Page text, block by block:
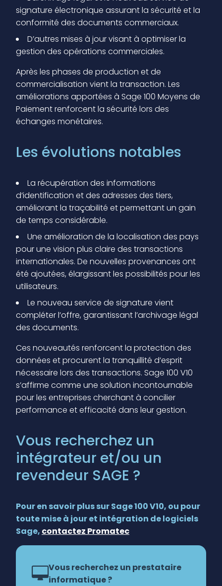
signature électronique assurant la sécurité et la
conformité des documents commerciaux.
D’autres mises à jour visant à optimiser la
gestion des opérations commerciales.
Après les phases de production et de
commercialisation vient la transaction. Les
améliorations apportées à Sage 100 Moyens de
Paiement renforcent la sécurité lors des
échanges monétaires.
Les évolutions notables
La récupération des informations
d’identification et des adresses des tiers,
améliorant la traçabilité et permettant un gain
de temps considérable.
Une amélioration de la localisation des pays
pour une vision plus claire des transactions
internationales. De nouvelles provenances ont
été ajoutées, élargissant les possibilités pour les
utilisateurs.
Le nouveau service de signature vient
compléter l’offre, garantissant l’archivage légal
des documents.
Ces nouveautés renforcent la protection des
données et procurent la tranquillité d’esprit
nécessaire lors des transactions. Sage 100 V10
s’affirme comme une solution incontournable
pour les entreprises cherchant à concilier
performance et efficacité dans leur gestion.
Vous recherchez un
intégrateur et/ou un
revendeur SAGE ?
Pour en savoir plus sur Sage 100 V10, ou pour
toute mise à jour et intégration de logiciels
Sage, contactez Promatec
Vous recherchez un prestataire
informatique ?